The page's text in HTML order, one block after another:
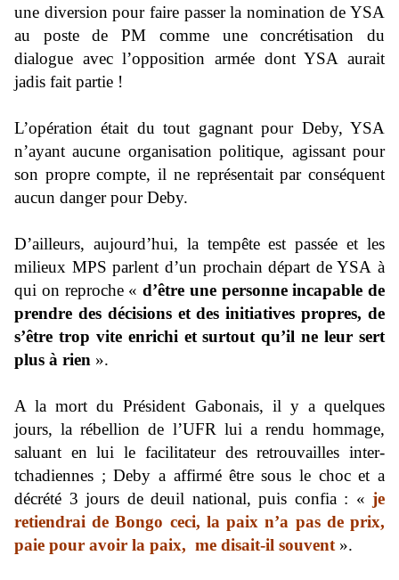
une diversion pour faire passer la nomination de YSA
au poste de PM comme une concrétisation du
dialogue avec l’opposition armée dont YSA aurait
jadis fait partie !
L’opération était du tout gagnant pour Deby, YSA
n’ayant aucune organisation politique, agissant pour
son propre compte, il ne représentait par conséquent
aucun danger pour Deby.
D’ailleurs, aujourd’hui, la tempête est passée et les
milieux MPS parlent d’un prochain départ de YSA à
qui on reproche « d’être une personne incapable de
prendre des décisions et des initiatives propres, de
s’être trop vite enrichi et surtout qu’il ne leur sert
plus à rien ».
A la mort du Président Gabonais, il y a quelques
jours, la rébellion de l’UFR lui a rendu hommage,
saluant en lui le facilitateur des retrouvailles inter-
tchadiennes ; Deby a affirmé être sous le choc et a
décrété 3 jours de deuil national, puis confia : « je
retiendrai de Bongo ceci, la paix n’a pas de prix,
paie pour avoir la paix, me disait-il souvent ».